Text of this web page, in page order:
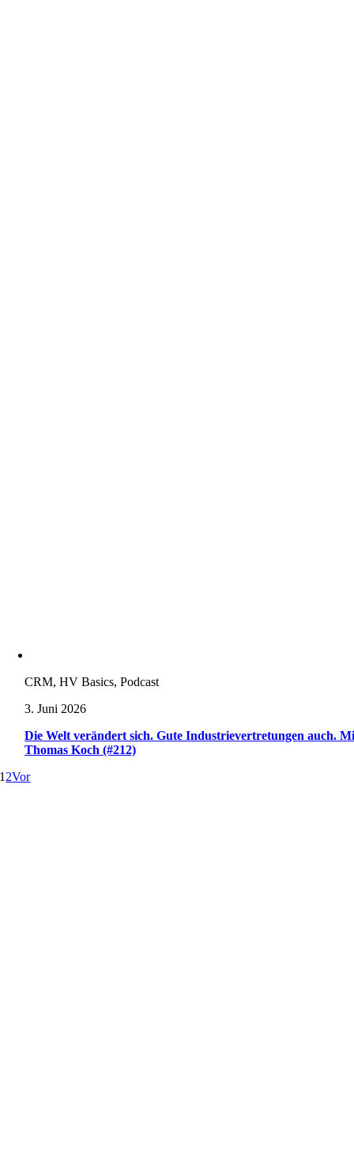
CRM, HV Basics, Podcast
3. Juni 2026
Die Welt verändert sich. Gute Industrievertretungen auch.
Thomas Koch (#212)
1 2Vor